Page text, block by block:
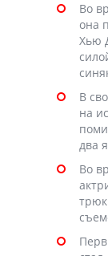
Во
она
Хью
В
на
два
Во